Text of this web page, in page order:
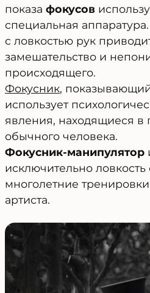
показа фокусов
специальная
с ловкостью рук
замешательство и
происходящего.
Фокусник,
использует
явления, находящиеся в
обычного человека.
Фокусник-манипулятор
исключительно ловкость
многолетние
артиста.